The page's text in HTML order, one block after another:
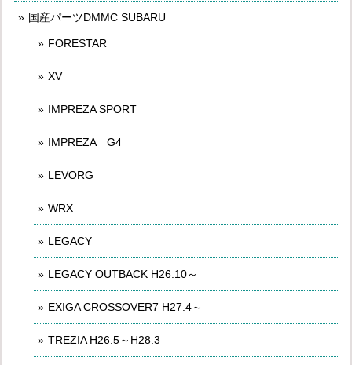
国産パーツDMMC SUBARU
FORESTAR
XV
IMPREZA SPORT
IMPREZA G4
LEVORG
WRX
LEGACY
LEGACY OUTBACK H26.10～
EXIGA CROSSOVER7 H27.4～
TREZIA H26.5～H28.3